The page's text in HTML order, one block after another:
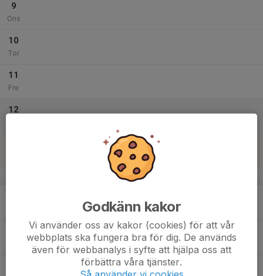
9
Ons
10
Tor
11
Fre
12
v.38
Godkänn kakor
Vi använder oss av kakor (cookies) för att vår
webbplats ska fungera bra för dig. De används
även för webbanalys i syfte att hjälpa oss att
förbättra våra tjänster.